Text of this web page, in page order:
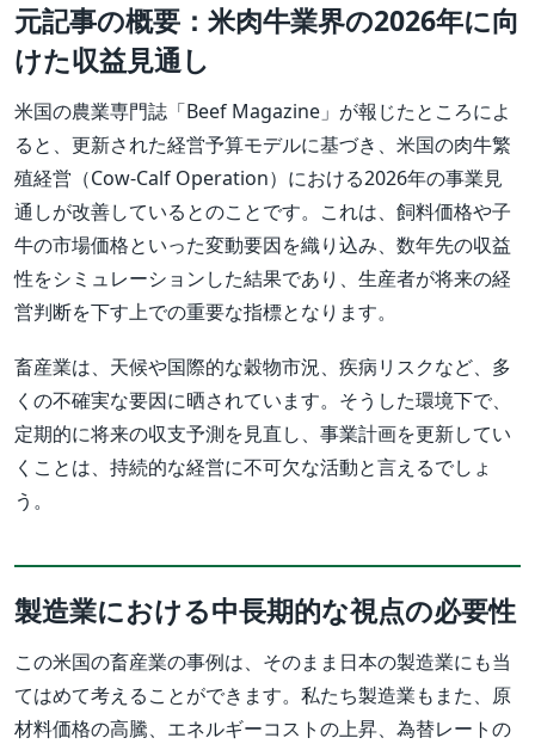
元記事の概要：米肉牛業界の2026年に向
けた収益見通し
米国の農業専門誌「Beef Magazine」が報じたところによ
ると、更新された経営予算モデルに基づき、米国の肉牛繁
殖経営（Cow-Calf Operation）における2026年の事業見
通しが改善しているとのことです。これは、飼料価格や子
牛の市場価格といった変動要因を織り込み、数年先の収益
性をシミュレーションした結果であり、生産者が将来の経
営判断を下す上での重要な指標となります。
畜産業は、天候や国際的な穀物市況、疾病リスクなど、多
くの不確実な要因に晒されています。そうした環境下で、
定期的に将来の収支予測を見直し、事業計画を更新してい
くことは、持続的な経営に不可欠な活動と言えるでしょ
う。
製造業における中長期的な視点の必要性
この米国の畜産業の事例は、そのまま日本の製造業にも当
てはめて考えることができます。私たち製造業もまた、原
材料価格の高騰、エネルギーコストの上昇、為替レートの